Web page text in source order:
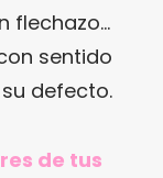
flechazo…
sentido
defecto.
de tus